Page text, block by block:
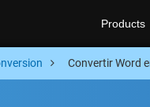
Products
Convertir Word